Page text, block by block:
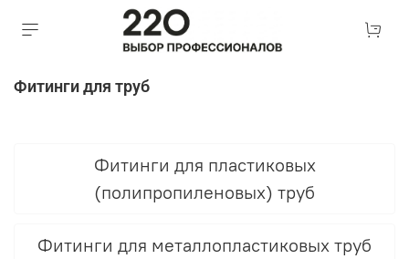
Фитинги для труб
Фитинги для пластиковых
(полипропиленовых) труб
Фитинги для металлопластиковых труб